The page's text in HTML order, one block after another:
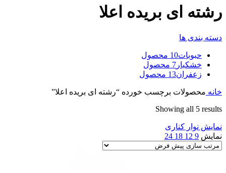
رشته ای بریده اعلا
دسته بندی ها
حبوبات10 محصول
خشکبار 7 محصول
زعفران13 محصول
خانه محصولات برچسب خورده “رشته ای بریده اعلا”
Showing all 5 results
نمایش نوار کناری
نمایش 9
12
18
24